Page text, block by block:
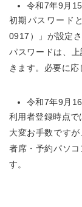
令和7年9月
初期パスワード
0917）」が設定さ
パスワードは、
きます。必要に応
令和7年9月
利用者登録時点で
大変お手数です
者席・予約パソ
す。